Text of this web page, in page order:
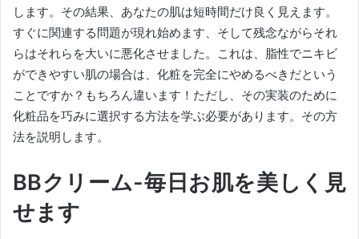
します。 その結果、あなたの肌は短時間だけ良く見えます。
すぐに関連する問題が現れ始めます、そして残念ながらそれ
らはそれらを大いに悪化させました。
これは、脂性でニキビ
ができやすい肌の場合は、化粧を完全にやめるべきだという
ことですか？ もちろん違います！ ただし、その実装のために
化粧品を巧みに選択する方法を学ぶ必要があります。 その方
法を説明します。
BBクリーム-毎日お肌を美しく見
せます